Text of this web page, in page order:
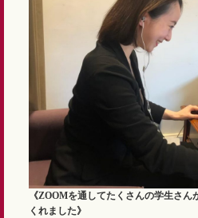
《ZOOMを通してたくさんの学生さ
くれました》